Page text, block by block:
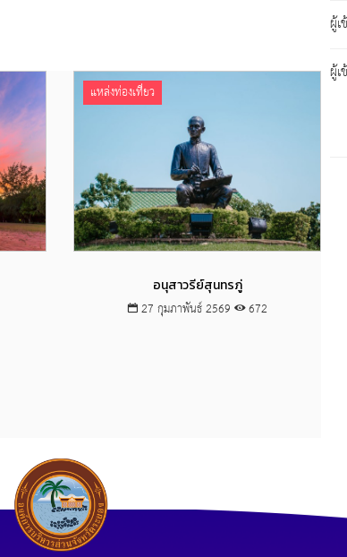
แหล่งท่องเที่ยว
อนุสาวรีย์สุนทรภู่
27 กุมภาพันธ์ 2569 672
ผู้
ผู้